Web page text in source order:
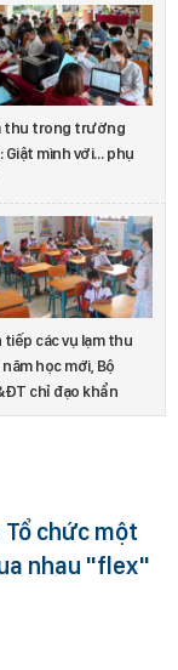
thu trong trường
Giật mình với… phụ
tiếp các vụ lạm thu
năm học mới, Bộ
chỉ đạo khẩn
chức một
nhau "flex"